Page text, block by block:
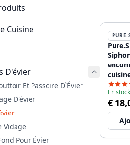
Cuisine
D'évier
Et Passoire D`évier
D'évier
Vidage
Pour Évier
pour
En stock
€